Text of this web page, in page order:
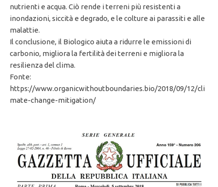
nutrienti e acqua. Ciò rende i terreni più resistenti a
inondazioni, siccità e degrado, e le colture ai parassiti e alle
malattie.
Il conclusione, il Biologico aiuta a ridurre le emissioni di
carbonio, migliora la fertilità dei terreni e migliora la
resilienza del clima.
Fonte:
https://www.organicwithoutboundaries.bio/2018/09/12/cli
mate-change-mitigation/